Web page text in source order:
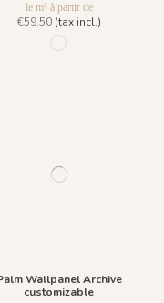
le m² à partir de
€59.50(tax incl.)
Wallpanel Archive
customizable